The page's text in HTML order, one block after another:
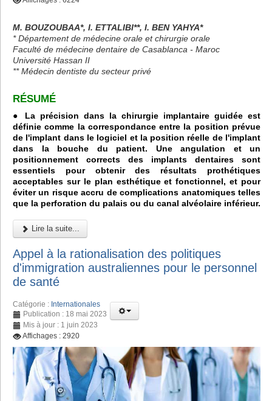
M. BOUZOUBAA*, I. ETTALIBI**, I. BEN YAHYA*
* Département de médecine orale et chirurgie orale
Faculté de médecine dentaire de Casablanca - Maroc
Université Hassan II
** Médecin dentiste du secteur privé
RÉSUMÉ
● La précision dans la chirurgie implantaire guidée est
définie comme la correspondance entre la position prévue
de l'implant dans le logiciel et la position réelle de l'implant
dans la bouche du patient. Une angulation et un
positionnement corrects des implants dentaires sont
essentiels pour obtenir des résultats prothétiques
acceptables sur le plan esthétique et fonctionnel, et pour
éviter un risque accru de complications anatomiques telles
que la perforation du palais ou du canal alvéolaire inférieur.
Lire la suite...
Appel à la rationalisation des politiques
d'immigration australiennes pour le personnel
de santé
Catégorie : Internationales
Publication : 18 mai 2023
Mis à jour : 1 juin 2023
Affichages : 2920